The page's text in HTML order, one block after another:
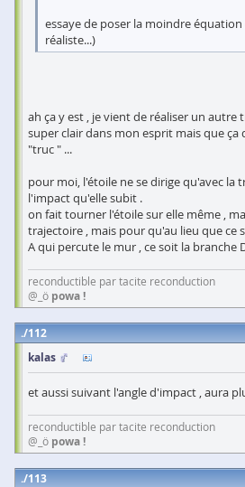
essaye de poser la moindre
réaliste...)
ah ça y est , je vient de réaliser un
super clair dans mon esprit mais que
"truc " ...
pour moi, l'étoile ne se dirige qu'avec la
l'impact qu'elle subit .
on fait tourner l'étoile sur elle même ,
trajectoire , mais pour qu'au lieu que ce
A qui percute le mur , ce soit la branche
reconductible par tacite reconduction
@_ö powa !
112
kalas
et aussi suivant l'angle d'impact , aura
reconductible par tacite reconduction
@_ö powa !
113